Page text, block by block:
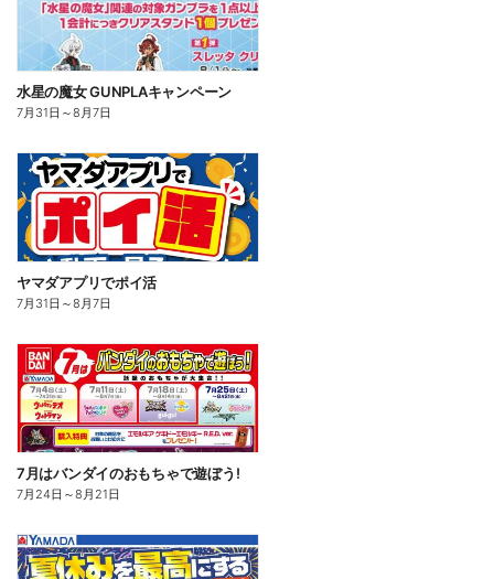
水星の魔女 GUNPLAキャンペーン
7月31日 ～8月7日
ヤマダアプリでポイ活
7月31日 ～8月7日
7月はバンダイのおもちゃで遊ぼう!
7月24日 ～8月21日